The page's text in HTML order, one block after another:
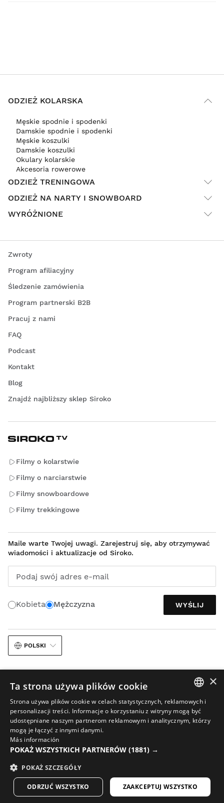
ODZIEŻ KOLARSKA
Męskie spodnie i spodenki
Damskie spodnie i spodenki
Męskie koszulki
Damskie koszulki
Okulary kolarskie
Akcesoria rowerowe
ODZIEŻ TRENINGOWA
ODZIEŻ NA NARTY I SNOWBOARD
WYRÓŻNIONE
Zwroty
Program afiliacyjny
Śledzenie zamówienia
Program partnerski B2B
Pracuj z nami
FAQ
Podcast
Kontakt
Blog
Znajdź najbliższy sklep Siroko
Filmy o kolarstwie
Filmy o narciarstwie
Filmy snowboardowe
Filmy trekkingowe
Maile warte Twojej uwagi. Zarejestruj się, aby otrzymywać
wiadomości i aktualizacje od Siroko.
Podaj swój adres e-mail
Kobieta Mężczyzna WYŚLIJ
POLSKI
Nota prawna Cookies
Wykorzystanie sztucznej inteligencji w materiałach graficznych
Sitemap
SPANISH
ENGLISH
GERMAN
×
Ta strona używa plików cookie
Strona używa plików cookie w celach statystycznych, reklamowych i
personalizacji treści. Informacje o korzystaniu z witryny mogą być
udostępniane naszym partnerom reklamowym i analitycznym, którzy
mogą je łączyć z innymi danymi.
Más información
POKAŻ WSZYSTKICH PARTNERÓW (1881) →
POKAŻ SZCZEGÓŁY
ZAAKCEPTUJ WSZYSTKO
ODRZUĆ WSZYSTKO